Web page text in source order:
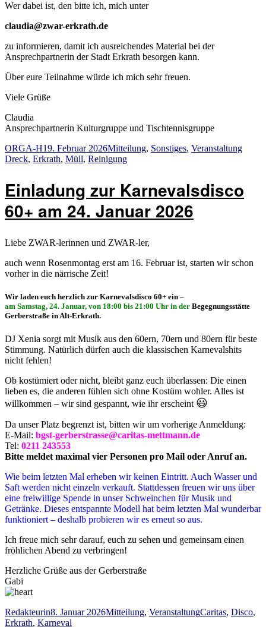
Wer dabei ist, den bitte ich, mich unter
claudia@zwar-erkrath.de
zu informieren, damit ich ausreichendes Material bei der
Ansprechpartnerin der Stadt Erkrath besorgen kann.
Über eure Teilnahme würde ich mich sehr freuen.
Viele Grüße
Claudia
Ansprechpartnerin Kulturgruppe und Tischtennisgruppe
Autor
ORGA-HVeröffentlicht
am
19. Februar 2026Kategorien
Mitteilung, Sonstiges, Veranstaltung
Dreck, Erkrath, Müll, Reinigung
Einladung zur Karnevalsdisco
60+ am 24. Januar 2026
Liebe ZWAR-lerinnen und ZWAR-ler,
auch wenn Rosenmontag erst am 16. Februar ist, starten wir schon
vorher in die närrische Zeit!
Wir laden euch herzlich zur Karnevalsdisco 60+ ein –
am Samstag, 24. Januar, von 18:00 bis 21:00 Uhr in der Begegnungsstätte
Gerberstraße in Alt-Erkrath.
DJ Xenia sorgt mit Musik aus den 60ern, 70ern und 80ern für beste
Stimmung. Natürlich dürfen auch die klassischen Karnevalshits
nicht fehlen!
Ob kostümiert oder nicht, bleibt ganz euch überlassen: Die einen
lieben es, die anderen fühlen sich ohne Kostüm wohler. Alles ist
willkommen – wir sind gespannt, wie ihr erscheint 😃
Da unser Platz begrenzt ist, bitten wir um vorherige Anmeldung:
E-Mail: bgst-gerberstrasse@caritas-mettmann.de
Tel: 0211 243553
Bitte meldet maximal vier Personen pro Mail oder Anruf an.
Wie beim letzten Mal erheben wir keinen Eintritt. Auch Wasser und
Saft werden nicht einzeln verkauft. Stattdessen freuen wir uns über
eine freiwillige Spende in unser Schweinchen für Musik und
Getränke. Dieses entspannte Modell hat beim letzten Mal wunderbar
funktioniert – deshalb probieren wir es erneut so aus.
Ich freue mich sehr darauf, euch zu sehen und gemeinsam einen
fröhlichen Abend zu verbringen!
Herzliche Grüße aus der Gerberstraße
Gabi
Autor
RedakteurinVeröffentlicht
am
8. Januar 2026Kategorien
Mitteilung, VeranstaltungSchlagwörter
Caritas, Disco,
Erkrath, Karneval